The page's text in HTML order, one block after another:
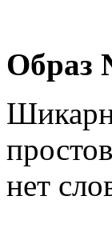
Образ
нет